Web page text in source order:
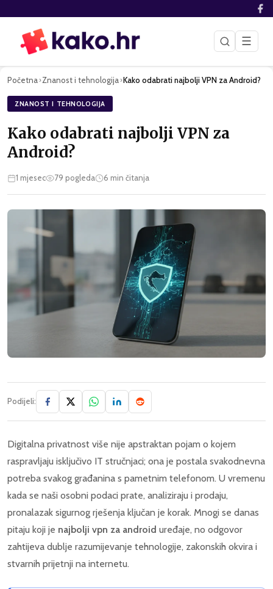
☰
Početna›Znanost i tehnologija›Kako odabrati najbolji VPN za Android?
ZNANOST I TEHNOLOGIJA
Kako odabrati najbolji VPN za
Android?
1 mjesec 79 pogleda 6 min čitanja
Podijeli:
Digitalna privatnost više nije apstraktan pojam o kojem
raspravljaju isključivo IT stručnjaci; ona je postala svakodnevna
potreba svakog građanina s pametnim telefonom. U vremenu
kada se naši osobni podaci prate, analiziraju i prodaju,
pronalazak sigurnog rješenja ključan je korak. Mnogi se danas
pitaju koji je najbolji vpn za android uređaje, no odgovor
zahtijeva dublje razumijevanje tehnologije, zakonskih okvira i
stvarnih prijetnji na internetu.